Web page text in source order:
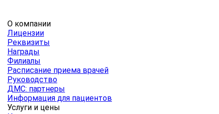
О компании
Лицензии
Реквизиты
Награды
Филиалы
Расписание приема врачей
Руководство
ДМС: партнеры
Информация для пациентов
Услуги и цены